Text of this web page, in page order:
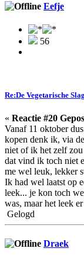
Eefje
56
Re:De Vegetarische
« Reactie #20
Vanaf 11 oktober
kopen denk ik, via
niet of ik het zelf
dat vind ik toch niet
me wel leuk, lekker
Ik had wel laatst op
leek... je kon toch
was, maar het leek
Gelogd
Draek